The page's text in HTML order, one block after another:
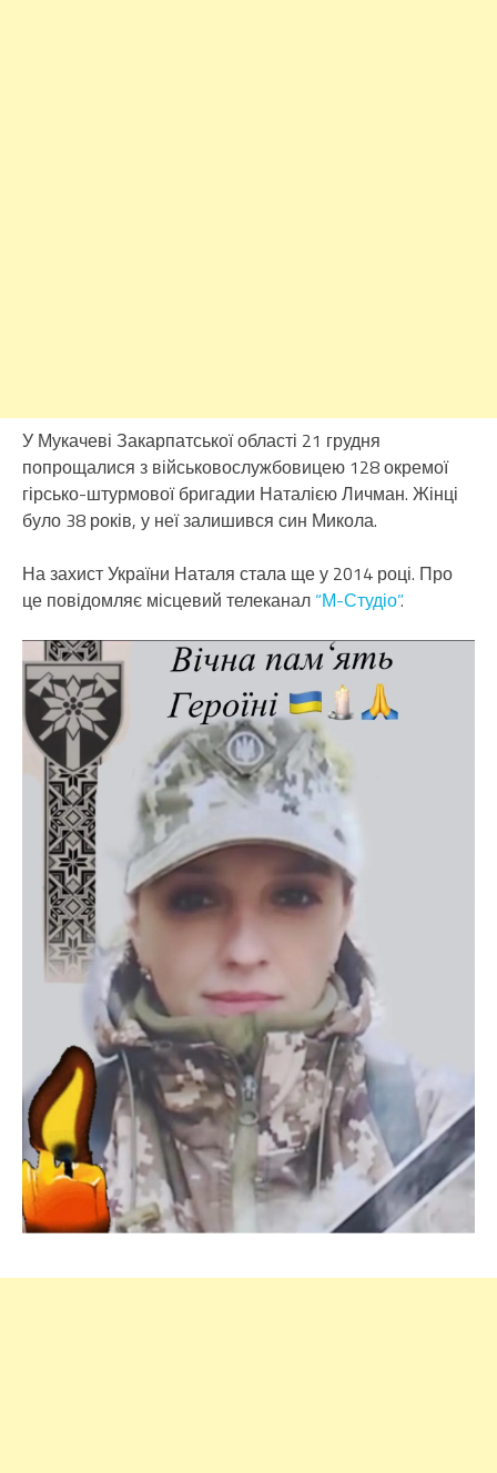
У Мукачеві Закарпатської області 21 грудня
попрощалися з військовослужбовицею 128 окремої
гірсько-штурмової бригадии Наталією Личман. Жінці
було 38 років, у неї залишився син Микола.
На захист України Наталя стала ще у 2014 році. Про
це повідомляє місцевий телеканал “М-Студіо”.